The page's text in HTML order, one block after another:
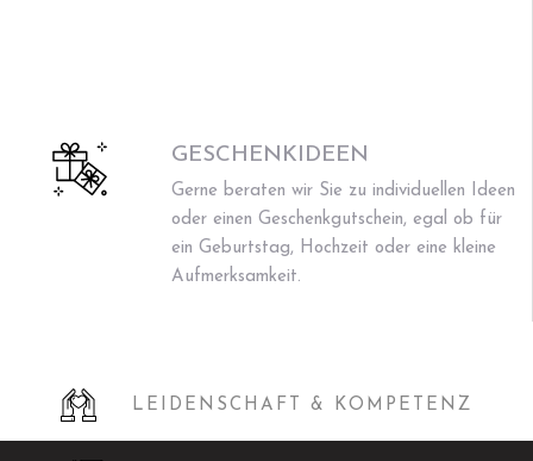
GESCHENKIDEEN
Gerne beraten wir Sie zu individuellen Ideen
oder einen Geschenkgutschein, egal ob für
ein Geburtstag, Hochzeit oder eine kleine
Aufmerksamkeit.
LEIDENSCHAFT & KOMPETENZ